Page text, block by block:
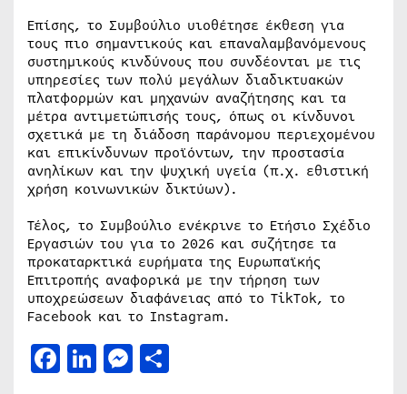
Επίσης, το Συμβούλιο υιοθέτησε έκθεση για
τους πιο σημαντικούς και επαναλαμβανόμενους
συστημικούς κινδύνους που συνδέονται με τις
υπηρεσίες των πολύ μεγάλων διαδικτυακών
πλατφορμών και μηχανών αναζήτησης και τα
μέτρα αντιμετώπισής τους, όπως οι κίνδυνοι
σχετικά με τη διάδοση παράνομου περιεχομένου
και επικίνδυνων προϊόντων, την προστασία
ανηλίκων και την ψυχική υγεία (π.χ. εθιστική
χρήση κοινωνικών δικτύων).
Τέλος, το Συμβούλιο ενέκρινε το Ετήσιο Σχέδιο
Εργασιών του για το 2026 και συζήτησε τα
προκαταρκτικά ευρήματα της Ευρωπαϊκής
Επιτροπής αναφορικά με την τήρηση των
υποχρεώσεων διαφάνειας από το TikTok, το
Facebook και το Instagram.
Facebook
LinkedIn
Messenger